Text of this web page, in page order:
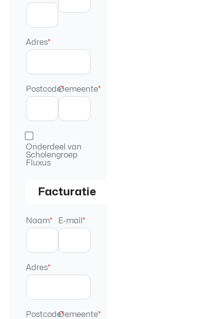
Adres*
Postcode*
Gemeente*
Onderdeel van
Scholengroep
Fluxus
Facturatie
Naam* E-mail *
Adres*
Postcode*
Gemeente*